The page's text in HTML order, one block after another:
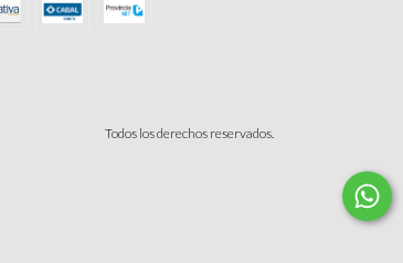
Todos los derechos reservados.